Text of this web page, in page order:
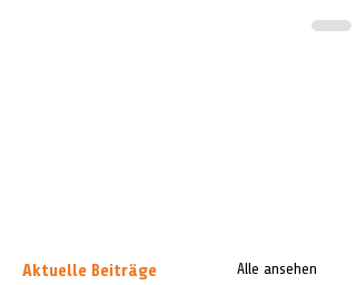
Aktuelle Beiträge Alle ansehen